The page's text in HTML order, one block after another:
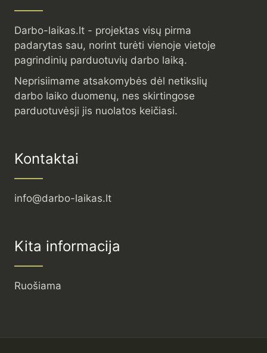
Darbo-laikas.lt - projektas visų pirma
padarytas sau, norint turėti vienoje vietoje
pagrindinių parduotuvių darbo laiką.
Neprisiimame atsakomybės dėl netikslių
darbo laiko duomenų, nes skirtingose
parduotuvėsji jis nuolatos keičiasi.
Kontaktai
info@darbo-laikas.lt
Kita informacija
Ruošiama